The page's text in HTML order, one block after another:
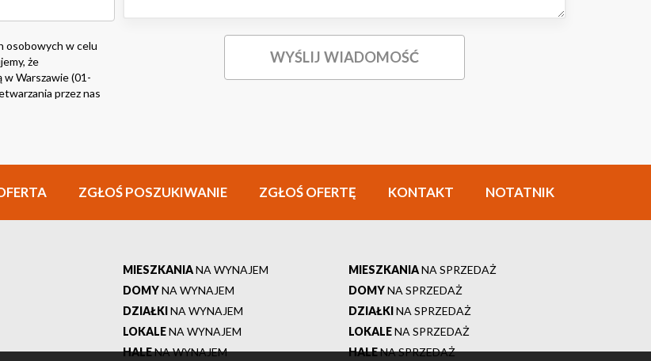
osobowych w celu
że
w Warszawie (01-
przez nas
ZGŁOŚ POSZUKIWANIE ZGŁOŚ OFERTĘ KONTAKT NOTATNIK
MIESZKANIANA WYNAJEM
DOMYNA WYNAJEM
DZIAŁKINA WYNAJEM
LOKALENA WYNAJEM
HALENA WYNAJEM
MIESZKANIANA SPRZEDAŻ
DOMYNA SPRZEDAŻ
DZIAŁKINA SPRZEDAŻ
LOKALENA SPRZEDAŻ
HALENA SPRZEDAŻ